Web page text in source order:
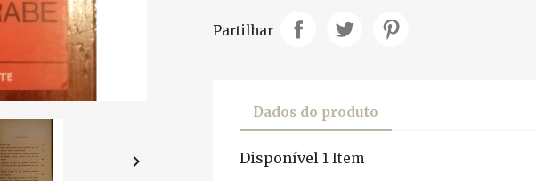

Partilhar
Dados do produto
Disponível 1 Item